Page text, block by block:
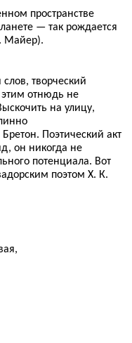
пространстве
— так рождается
Майер).
творческий
отнюдь не
на улицу,
Поэтический акт
он никогда не
потенциала. Вот
поэтом Х. К.